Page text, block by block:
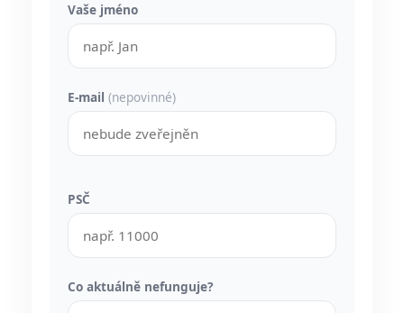
Vaše jméno
E-mail (nepovinné)
PSČ
Co aktuálně nefunguje?